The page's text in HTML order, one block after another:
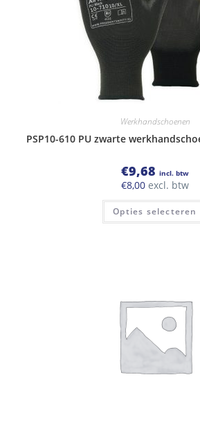
Werkhandschoenen
PSP10-610 PU zwarte
€9,68 incl. btw
€8,00 excl. btw
Opties selecteren